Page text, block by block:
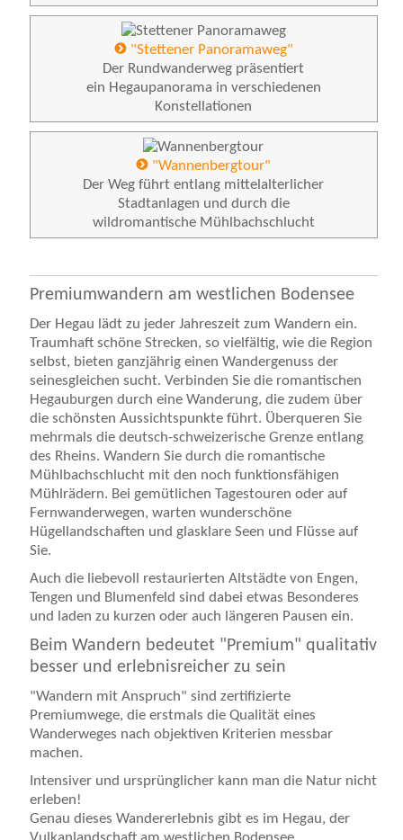
"Stettener Panoramaweg"
Der Rundwanderweg präsentiert
ein Hegaupanorama in verschiedenen
Konstellationen
"Wannenbergtour"
Der Weg führt entlang mittelalterlicher
Stadtanlagen und durch die
wildromantische Mühlbachschlucht
Premiumwandern am westlichen Bodensee
Der Hegau lädt zu jeder Jahreszeit zum Wandern ein.
Traumhaft schöne Strecken, so vielfältig, wie die Region
selbst, bieten ganzjährig einen Wandergenuss der
seinesgleichen sucht. Verbinden Sie die romantischen
Hegauburgen durch eine Wanderung, die zudem über
die schönsten Aussichtspunkte führt. Überqueren Sie
mehrmals die deutsch-schweizerische Grenze entlang
des Rheins. Wandern Sie durch die romantische
Mühlbachschlucht mit den noch funktionsfähigen
Mühlrädern. Bei gemütlichen Tagestouren oder auf
Fernwanderwegen, warten wunderschöne
Hügellandschaften und glasklare Seen und Flüsse auf
Sie.
Auch die liebevoll restaurierten Altstädte von Engen,
Tengen und Blumenfeld sind dabei etwas Besonderes
und laden zu kurzen oder auch längeren Pausen ein.
Beim Wandern bedeutet "Premium" qualitativ
besser und erlebnisreicher zu sein
"Wandern mit Anspruch" sind zertifizierte
Premiumwege, die erstmals die Qualität eines
Wanderweges nach objektiven Kriterien messbar
machen.
Intensiver und ursprünglicher kann man die Natur nicht
erleben!
Genau dieses Wandererlebnis gibt es im Hegau, der